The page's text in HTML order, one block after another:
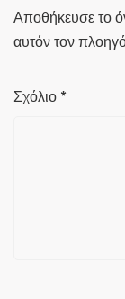
Αποθήκευσε το
αυτόν τον
Σχόλιο *